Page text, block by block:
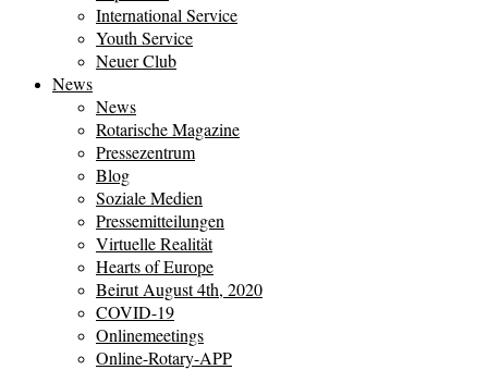
International Service
Youth Service
Neuer Club
News
News
Rotarische Magazine
Pressezentrum
Blog
Soziale Medien
Pressemitteilungen
Virtuelle Realität
Hearts of Europe
Beirut August 4th, 2020
COVID-19
Onlinemeetings
Online-Rotary-APP